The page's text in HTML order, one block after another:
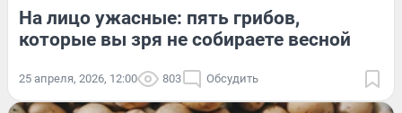
На лицо ужасные: пять грибов,
которые вы зря не собираете весной
25 апреля, 2026, 12:00 803 Обсудить